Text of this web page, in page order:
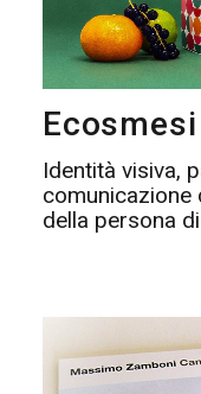
Ecosmesi
Identità visiva,
comunicazione
della persona